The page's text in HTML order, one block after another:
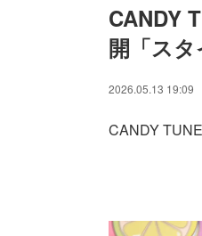
CANDY
開「ス
2026.05.13 19:09
CANDY